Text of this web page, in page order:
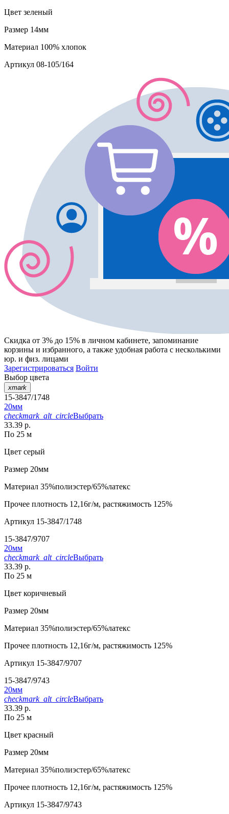
Цвет зеленый
Размер 14мм
Материал 100% хлопок
Артикул 08-105/164
Скидка от 3% до 15% в личном кабинете, запоминание
корзины и избранного, а также удобная работа с несколькими
юр. и физ. лицами
Зарегистрироваться Войти
Выбор цвета
xmark
15-3847/1748
20мм
checkmark_alt_circleВыбрать
33.39 р.
По 25 м
Цвет серый
Размер 20мм
Материал 35%полиэстер/65%латекс
Прочее плотность 12,16г/м, растяжимость 125%
Артикул 15-3847/1748
15-3847/9707
20мм
checkmark_alt_circleВыбрать
33.39 р.
По 25 м
Цвет коричневый
Размер 20мм
Материал 35%полиэстер/65%латекс
Прочее плотность 12,16г/м, растяжимость 125%
Артикул 15-3847/9707
15-3847/9743
20мм
checkmark_alt_circleВыбрать
33.39 р.
По 25 м
Цвет красный
Размер 20мм
Материал 35%полиэстер/65%латекс
Прочее плотность 12,16г/м, растяжимость 125%
Артикул 15-3847/9743